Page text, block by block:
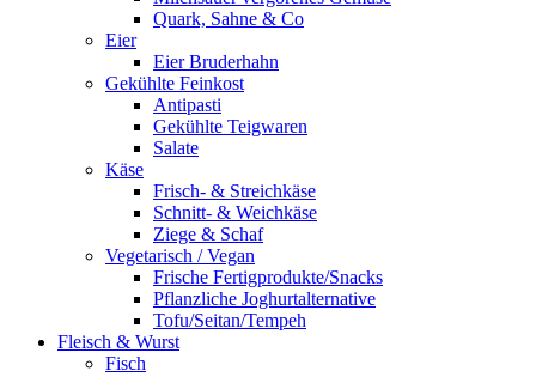
Quark, Sahne & Co
Eier
Eier Bruderhahn
Gekühlte Feinkost
Antipasti
Gekühlte Teigwaren
Salate
Käse
Frisch- & Streichkäse
Schnitt- & Weichkäse
Ziege & Schaf
Vegetarisch / Vegan
Frische Fertigprodukte/Snacks
Pflanzliche Joghurtalternative
Tofu/Seitan/Tempeh
Fleisch & Wurst
Fisch